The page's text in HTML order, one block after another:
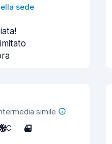
sede
simile
C 4